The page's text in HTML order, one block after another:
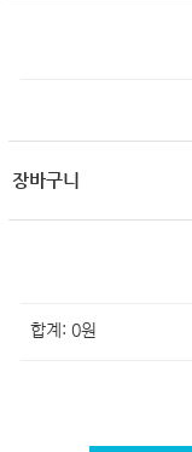
장바구니
합계: 0원